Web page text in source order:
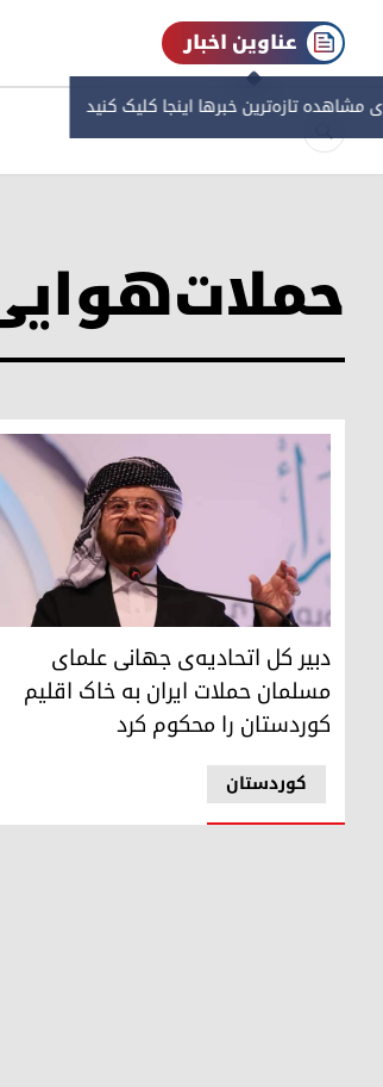
عناوین اخبار
مشاهده‌ تازه‌ترین خبرها اینجا کلیک کنید
دبیر کل اتحادیه‌ی جهانی علمای مسلمان
کوردستان
دبیر کل اتحادیه‌ی جهانی علمای
مسلمان حملات ایران به خاک اقلیم
کوردستان را محکوم کرد